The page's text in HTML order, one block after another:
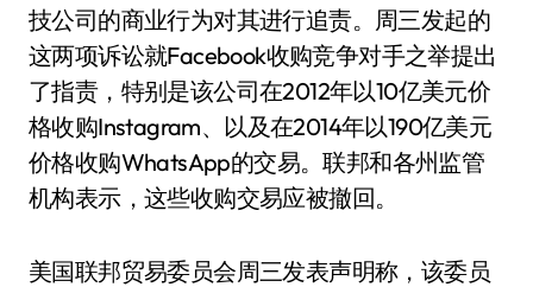
技公司的商业行为对其进行追责。周三发起的
这两项诉讼就Facebook收购竞争对手之举提出
了指责，特别是该公司在2012年以10亿美元价
格收购Instagram、以及在2014年以190亿美元
价格收购WhatsApp的交易。联邦和各州监管
机构表示，这些收购交易应被撤回。
美国联邦贸易委员会周三发表声明称，该委员